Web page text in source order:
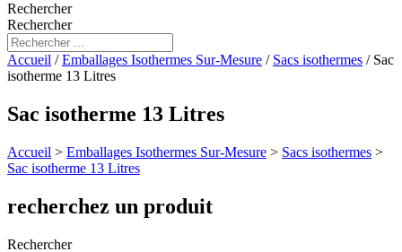
Rechercher
Rechercher
Accueil /Emballages Isothermes Sur-Mesure / Sacs isothermes / Sac
isotherme 13 Litres
Sac isotherme 13 Litres
Accueil > Emballages Isothermes Sur-Mesure > Sacs isothermes >
Sac isotherme 13 Litres
recherchez un produit
Rechercher